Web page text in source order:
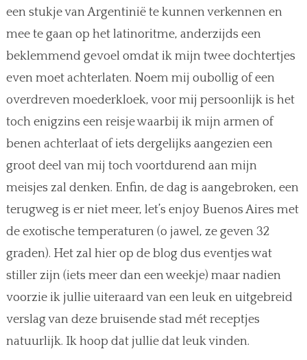
een stukje van Argentinië te kunnen verkennen en
mee te gaan op het latinoritme, anderzijds een
beklemmend gevoel omdat ik mijn twee dochtertjes
even moet achterlaten. Noem mij oubollig of een
overdreven moederkloek, voor mij persoonlijk is het
toch enigzins een reisje waarbij ik mijn armen of
benen achterlaat of iets dergelijks aangezien een
groot deel van mij toch voortdurend aan mijn
meisjes zal denken. Enfin, de dag is aangebroken, een
terugweg is er niet meer, let’s enjoy Buenos Aires met
de exotische temperaturen (o jawel, ze geven 32
graden). Het zal hier op de blog dus eventjes wat
stiller zijn (iets meer dan een weekje) maar nadien
voorzie ik jullie uiteraard van een leuk en uitgebreid
verslag van deze bruisende stad mét receptjes
natuurlijk. Ik hoop dat jullie dat leuk vinden.